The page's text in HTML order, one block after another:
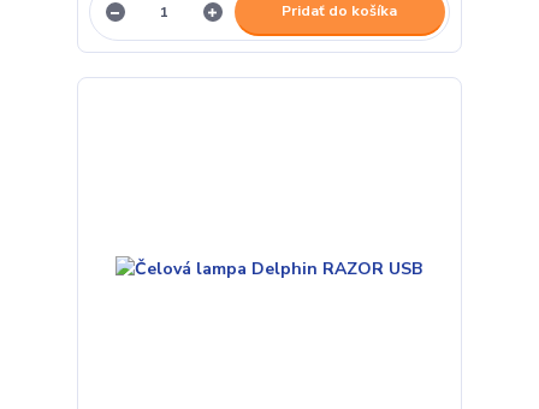
Pridať do košíka